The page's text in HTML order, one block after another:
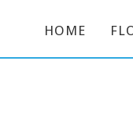
HOME